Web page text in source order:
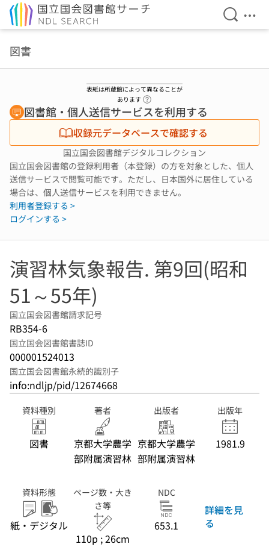
検索を
メ
図書
表紙は所蔵館によって異なることが
あります
図書館・個人送信サービスを利用する
収録元データベースで確認する
国立国会図書館デジタルコレクション
国立国会図書館の登録利用者（本登録）の方を対象とした、個人
送信サービスで閲覧可能です。ただし、日本国外に居住している
場合は、個人送信サービスを利用できません。
利用者登録する >
ログインする >
演習林気象報告. 第9回(昭和
51～55年)
国立国会図書館請求記号
RB354-6
国立国会図書館書誌ID
000001524013
国立国会図書館永続的識別子
info:ndljp/pid/12674668
資料種別
図書
著者
京都大学農学
部附属演習林
出版者
京都大学農学
部附属演習林
出版年
1981.9
資料形態
紙・デジタル
ページ数・大き
さ等
110p ; 26cm
NDC
653.1
詳細を見
る